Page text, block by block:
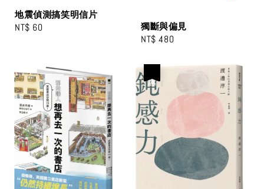
地震偵測搞笑明信片
Regular
NT$ 60 獨斷與偏見
Regular
NT$ 480